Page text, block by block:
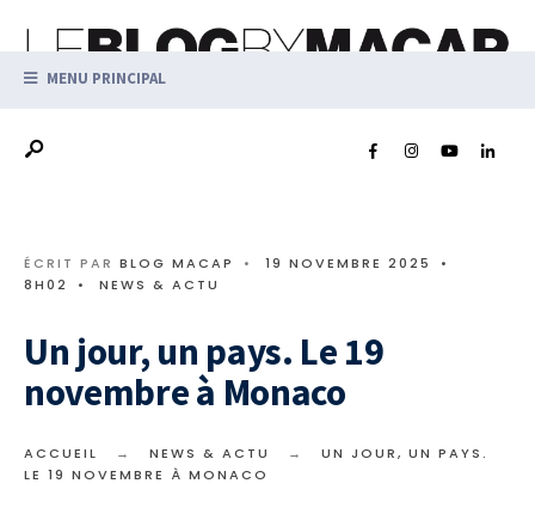
MENU PRINCIPAL
ÉCRIT PAR BLOG MACAP • 19 NOVEMBRE 2025
•
8H02
• NEWS & ACTU
Un jour, un pays. Le 19
novembre à Monaco
ACCUEIL NEWS & ACTU
UN JOUR, UN PAYS.
LE 19 NOVEMBRE À MONACO